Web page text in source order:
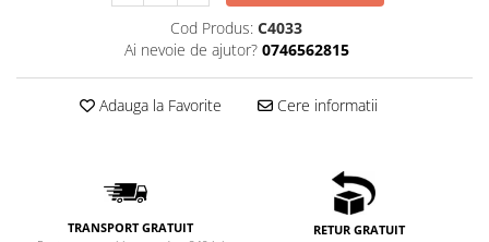
Cod Produs: C4033
Ai nevoie de ajutor? 0746562815
Adauga la Favorite Cere informatii
TRANSPORT GRATUIT RETUR GRATUIT